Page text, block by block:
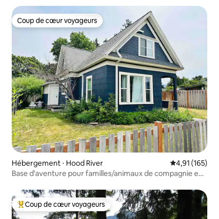
Coup de cœur voyageurs
Coup de cœur voyageurs
Hébergement ⋅ Hood River Évaluation
4,91 (165)
Base d'aventure pour familles/animaux de compagnie en
Coups de cœur voyageurs les plus appréciés
Coup de cœur voyageurs